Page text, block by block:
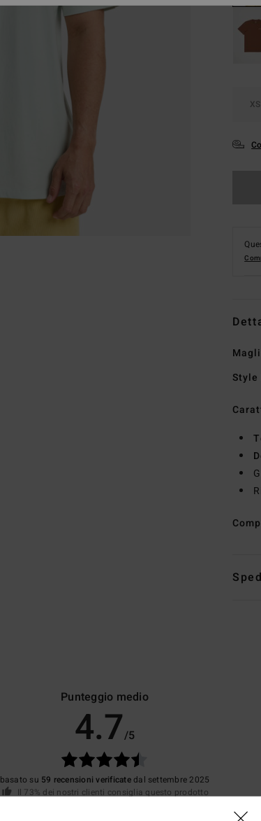
XS
Style
Punteggio medio
4.7/5
basato su 59 recensioni verificatedal settembre 2025
Il 73% dei nostri clienti consiglia questo prodotto